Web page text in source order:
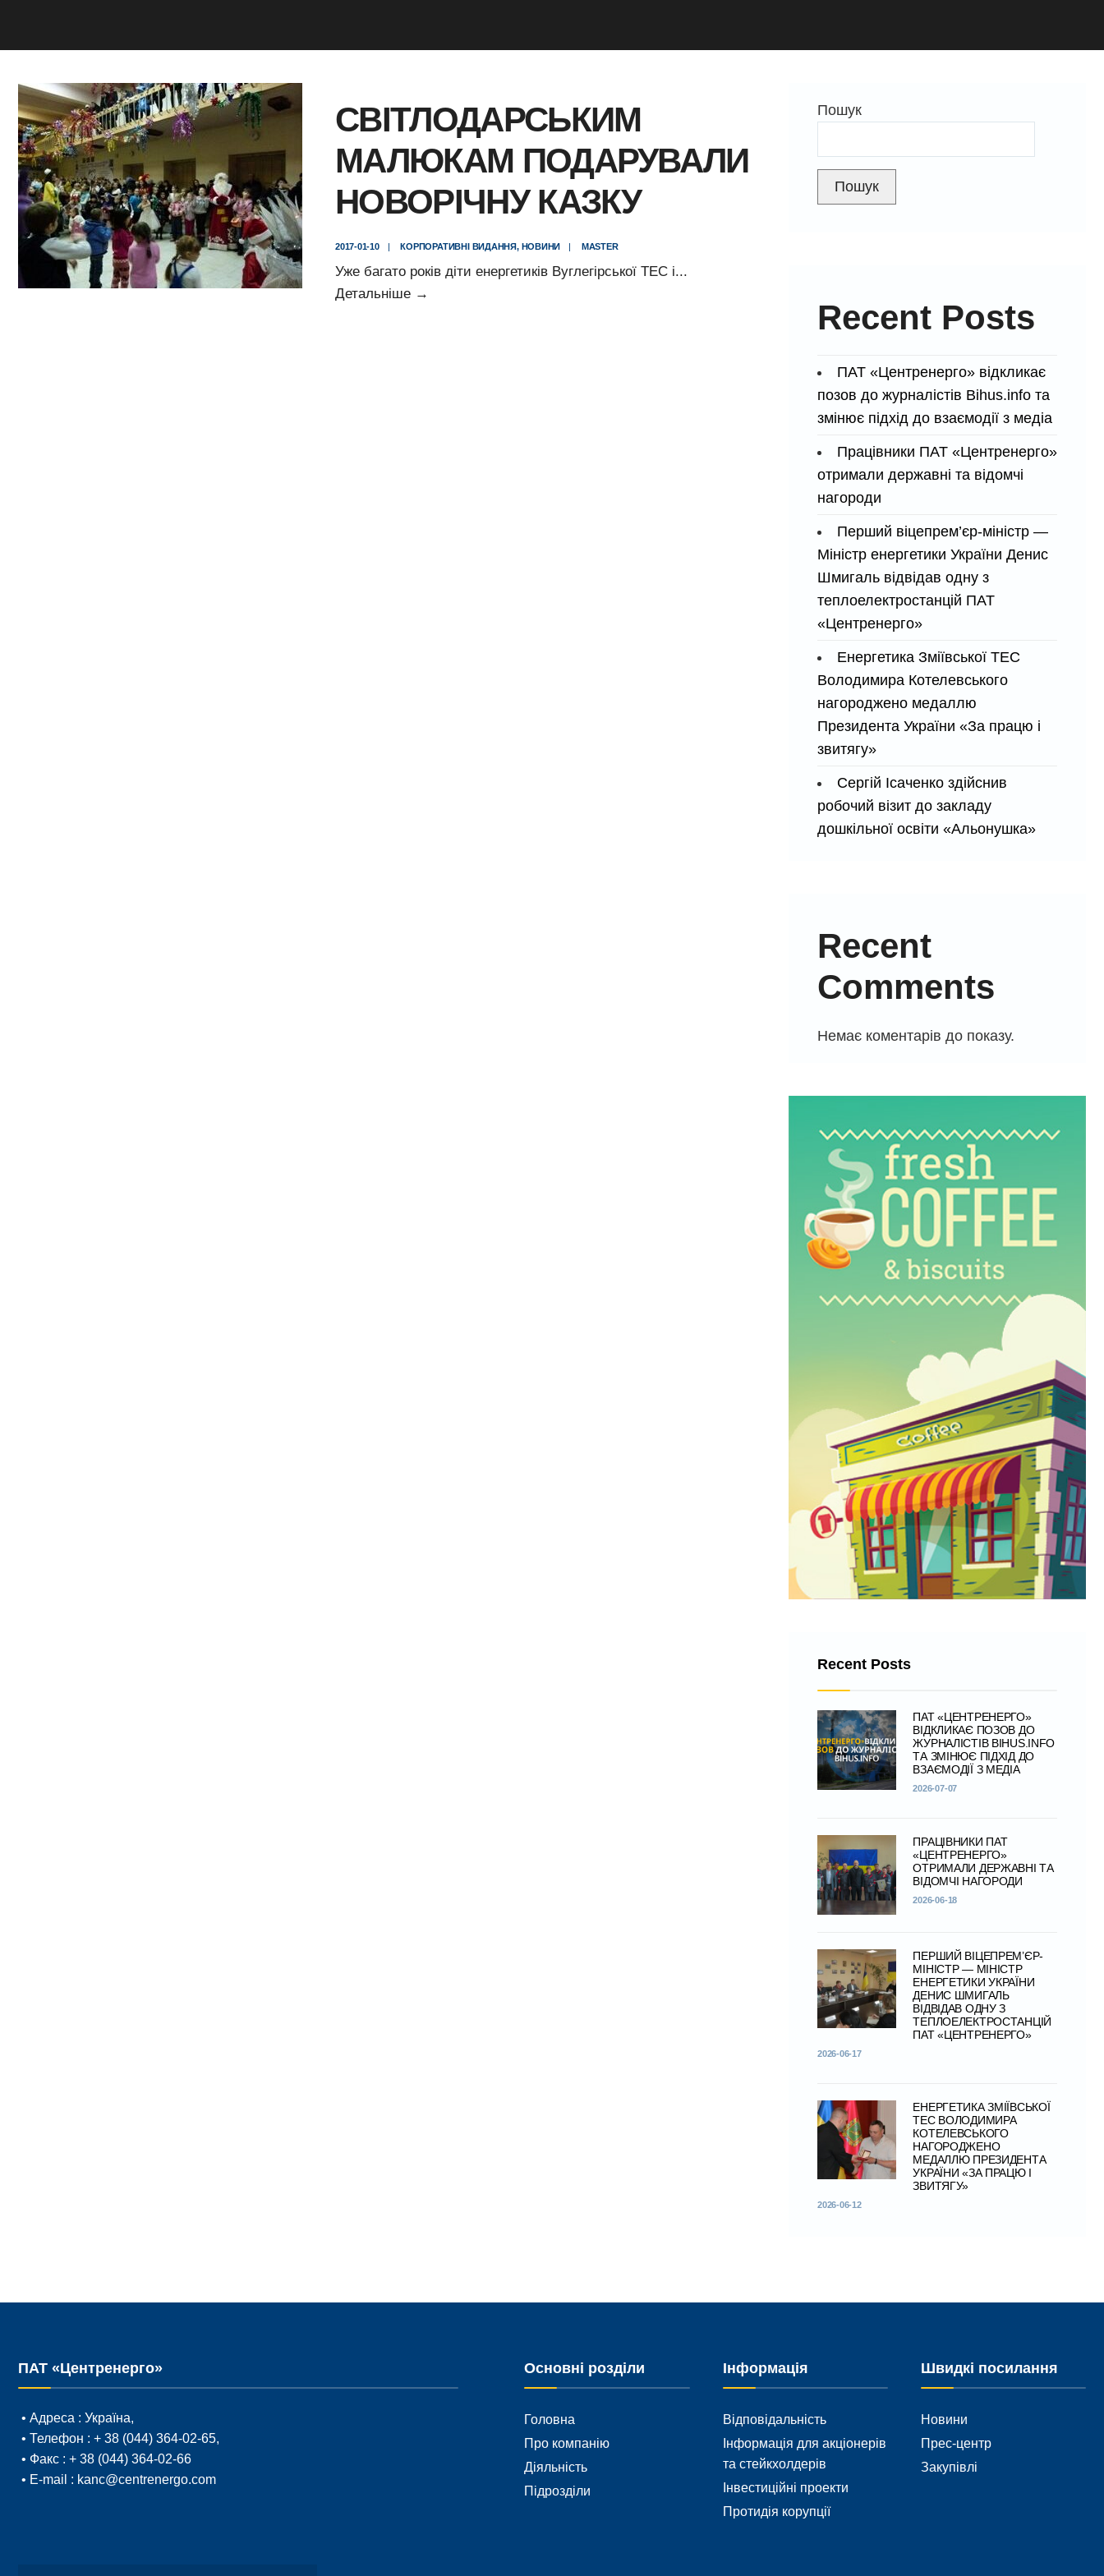
СВІТЛОДАРСЬКИМ
МАЛЮКАМ ПОДАРУВАЛИ
НОВОРІЧНУ КАЗКУ
2017-01-10 | КОРПОРАТИВНІ ВИДАННЯ, НОВИНИ | MASTER
Уже багато років діти енергетиків Вуглегірської ТЕС і...
Детальніше →
Пошук
Пошук
Recent Posts
ПАТ «Центренерго» відкликає
позов до журналістів Bihus.info та
змінює підхід до взаємодії з медіа
Працівники ПАТ «Центренерго»
отримали державні та відомчі
нагороди
Перший віцепрем’єр-міністр —
Міністр енергетики України Денис
Шмигаль відвідав одну з
теплоелектростанцій ПАТ
«Центренерго»
Енергетика Зміївської ТЕС
Володимира Котелевського
нагороджено медаллю
Президента України «За працю і
звитягу»
Сергій Ісаченко здійснив
робочий візит до закладу
дошкільної освіти «Альонушка»
Recent
Comments
Немає коментарів до показу.
Recent Posts
ПАТ «ЦЕНТРЕНЕРГО»
ВІДКЛИКАЄ ПОЗОВ ДО
ЖУРНАЛІСТІВ BIHUS.INFO
ТА ЗМІНЮЄ ПІДХІД ДО
ВЗАЄМОДІЇ З МЕДІА
2026-07-07
ПРАЦІВНИКИ ПАТ
«ЦЕНТРЕНЕРГО»
ОТРИМАЛИ ДЕРЖАВНІ ТА
ВІДОМЧІ НАГОРОДИ
2026-06-18
ПЕРШИЙ ВІЦЕПРЕМ’ЄР-
МІНІСТР — МІНІСТР
ЕНЕРГЕТИКИ УКРАЇНИ
ДЕНИС ШМИГАЛЬ
ВІДВІДАВ ОДНУ З
ТЕПЛОЕЛЕКТРОСТАНЦІЙ
ПАТ «ЦЕНТРЕНЕРГО»
2026-06-17
ЕНЕРГЕТИКА ЗМІЇВСЬКОЇ
ТЕС ВОЛОДИМИРА
КОТЕЛЕВСЬКОГО
НАГОРОДЖЕНО
МЕДАЛЛЮ ПРЕЗИДЕНТА
УКРАЇНИ «ЗА ПРАЦЮ І
ЗВИТЯГУ»
2026-06-12
ПАТ «Центренерго»
• Адреса : Україна,
• Телефон : + 38 (044) 364-02-65,
• Факс : + 38 (044) 364-02-66
• E-mail : kanc@centrenergo.com
Основні розділи
Головна
Про компанію
Діяльність
Підрозділи
Інформація
Відповідальність
Інформація для акціонерів
та стейкхолдерів
Інвестиційні проекти
Протидія корупції
Швидкі посилання
Новини
Прес-центр
Закупівлі